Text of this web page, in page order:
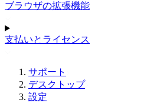
ブラウザの拡張機能
支払いとライセンス
サポート
デスクトップ
設定